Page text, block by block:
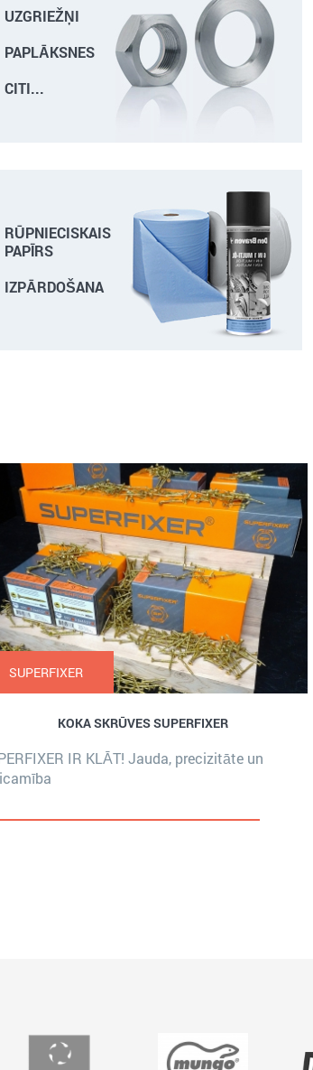
UZGRIEŽŅI
PAPLĀKSNES
CITI...
RŪPNIECISKAIS
PAPĪRS
IZPĀRDOŠANA
SUPERFIXER
KOKA SKRŪVES SUPERFIXER
IR KLĀT! Jauda, precizitāte un